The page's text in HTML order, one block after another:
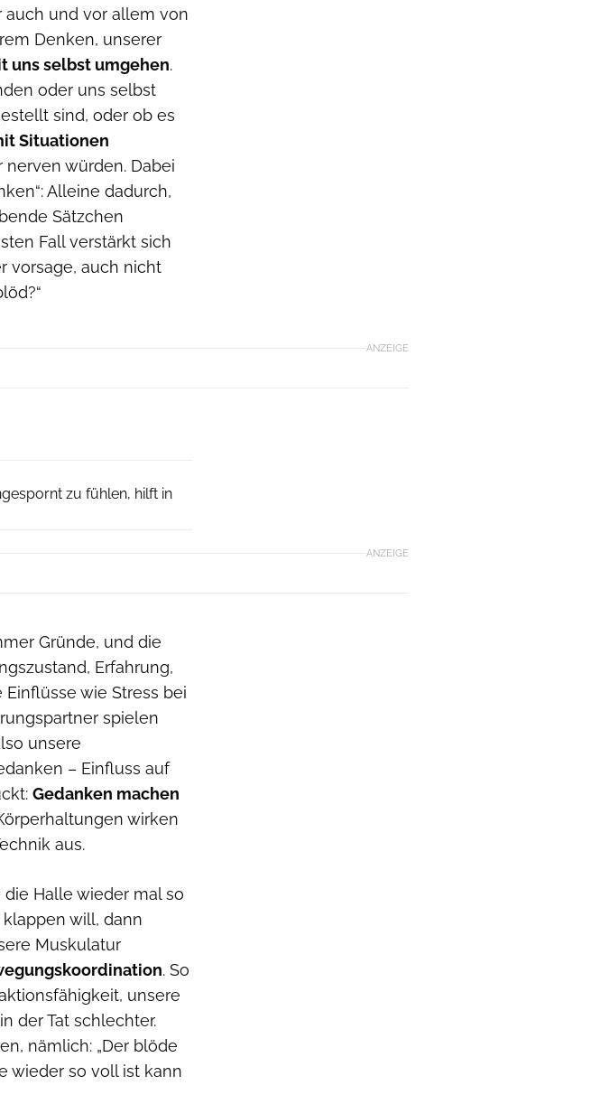
auch und vor allem von
Denken, unserer
uns selbst umgehen.
oder uns selbst
sind, oder ob es
Situationen
würden. Dabei
Alleine dadurch,
Sätzchen
Fall verstärkt sich
vorsage, auch nicht
ANZEIGE
zu fühlen, hilft in
ANZEIGE
Gründe, und die
Erfahrung,
wie Stress bei
spielen
unsere
– Einfluss auf
Gedanken machen
wirken
aus.
Halle wieder mal so
will, dann
Muskulatur
. So
unsere
der Tat schlechter.
nämlich: „Der blöde
wieder so voll ist kann